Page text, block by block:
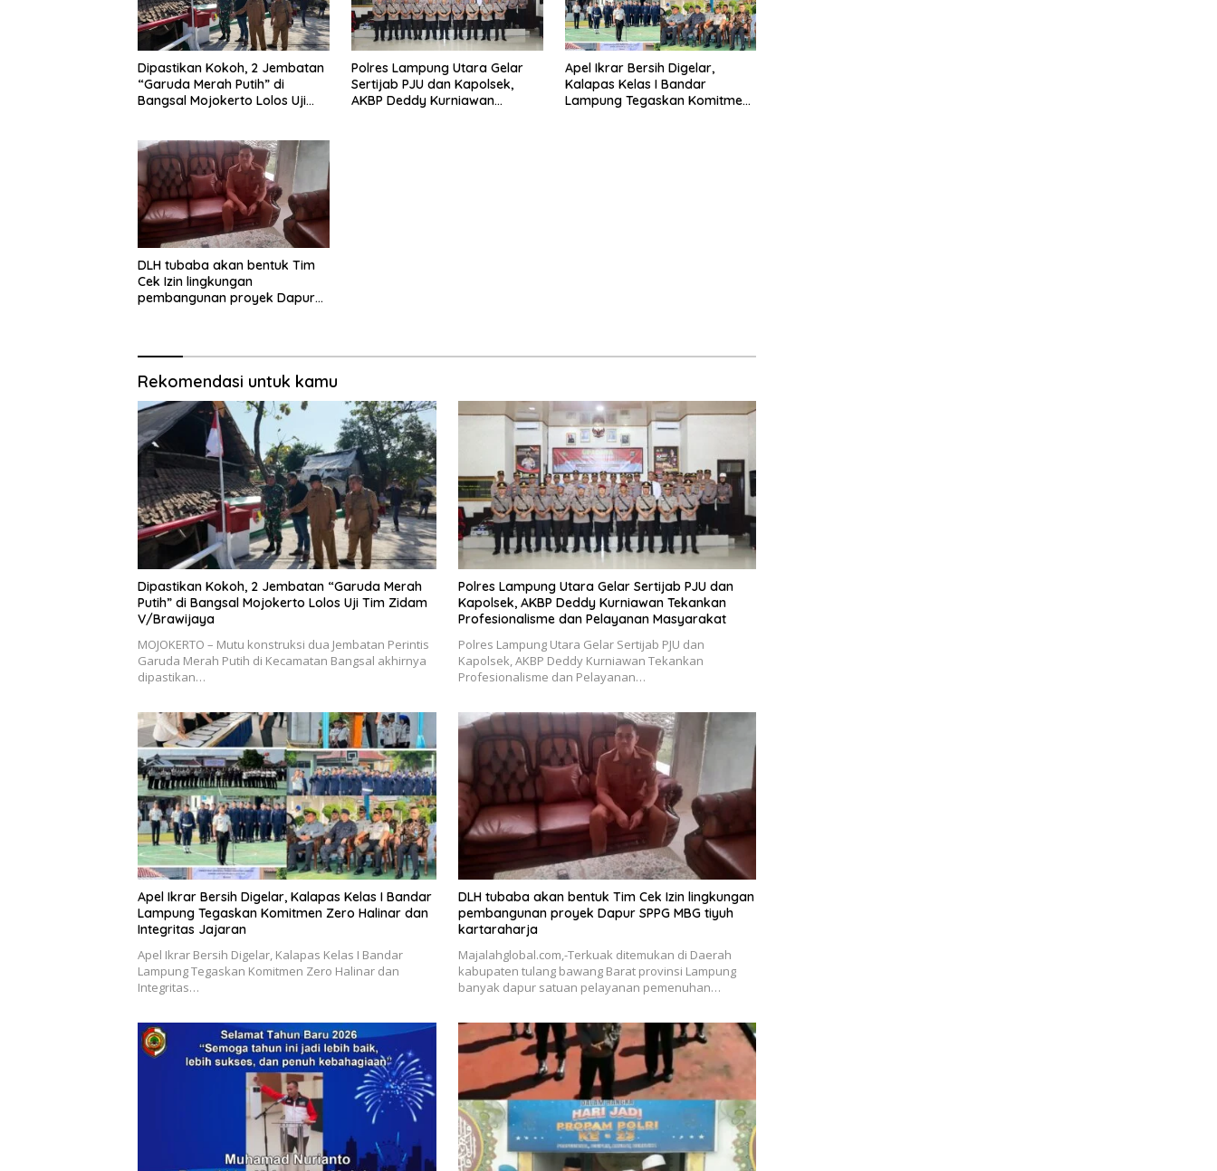
Dipastikan Kokoh, 2 Jembatan
“Garuda Merah Putih” di
Bangsal Mojokerto Lolos Uji
Polres Lampung Utara Gelar
Sertijab PJU dan Kapolsek,
AKBP Deddy Kurniawan
Apel Ikrar Bersih Digelar,
Kalapas Kelas I Bandar
Lampung Tegaskan Komitmen
DLH tubaba akan bentuk Tim
Cek Izin lingkungan
pembangunan proyek Dapur
Rekomendasi untuk kamu
Dipastikan Kokoh, 2 Jembatan “Garuda Merah
Putih” di Bangsal Mojokerto Lolos Uji Tim Zidam
V/Brawijaya
MOJOKERTO – Mutu konstruksi dua Jembatan Perintis
Garuda Merah Putih di Kecamatan Bangsal akhirnya
dipastikan…
Polres Lampung Utara Gelar Sertijab PJU dan
Kapolsek, AKBP Deddy Kurniawan Tekankan
Profesionalisme dan Pelayanan Masyarakat
Polres Lampung Utara Gelar Sertijab PJU dan
Kapolsek, AKBP Deddy Kurniawan Tekankan
Profesionalisme dan Pelayanan…
Apel Ikrar Bersih Digelar, Kalapas Kelas I Bandar
Lampung Tegaskan Komitmen Zero Halinar dan
Integritas Jajaran
Apel Ikrar Bersih Digelar, Kalapas Kelas I Bandar
Lampung Tegaskan Komitmen Zero Halinar dan
Integritas…
DLH tubaba akan bentuk Tim Cek Izin lingkungan
pembangunan proyek Dapur SPPG MBG tiyuh
kartaraharja
Majalahglobal.com,-Terkuak ditemukan di Daerah
kabupaten tulang bawang Barat provinsi Lampung
banyak dapur satuan pelayanan pemenuhan…